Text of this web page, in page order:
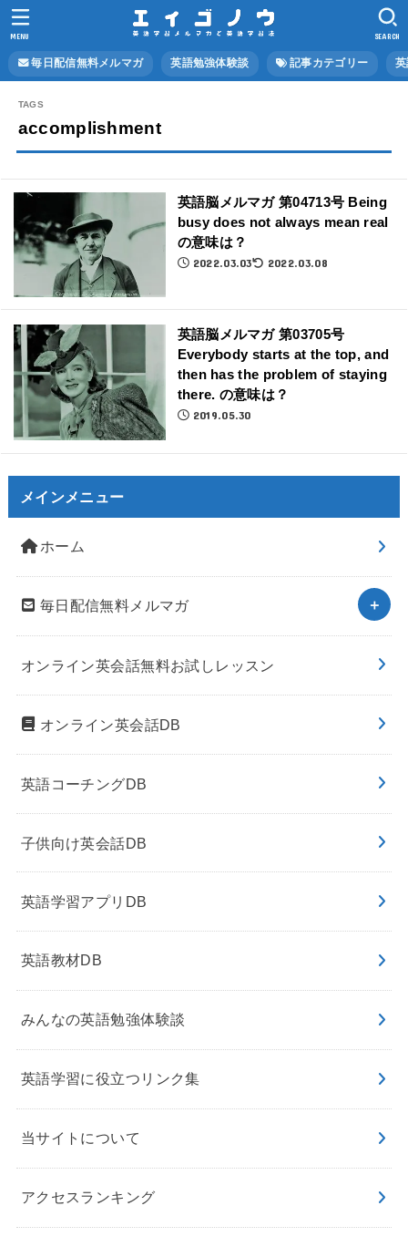
毎日配信無料メルマガ 英語勉強体験談 記事カテゴリー
SEARCH
MENU
accomplishment
英語脳メルマガ 第04713号 Being
busy does not always mean real
の意味は？
2022.03.03 2022.03.08
英語脳メルマガ 第03705号
Everybody starts at the top, and
then has the problem of staying
there. の意味は？
2019.05.30
メインメニュー
ホーム
毎日配信無料メルマガ
オンライン英会話無料お試しレッスン
オンライン英会話DB
英語コーチングDB
子供向け英会話DB
英語学習アプリDB
英語教材DB
みんなの英語勉強体験談
英語学習に役立つリンク集
当サイトについて
アクセスランキング